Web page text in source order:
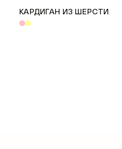
КАРДИГАН ИЗ ШЕРСТИ